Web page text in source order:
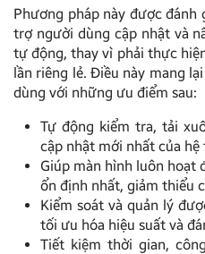
Phương pháp này được đánh
trợ người dùng cập nhật và
tự động, thay vì phải thực
lần riêng lẻ. Điều này mang
dùng với những ưu điểm sau:
Tự động kiểm tra, tải
cập nhật mới nhất của hệ
Giúp màn hình luôn hoạt
ổn định nhất, giảm thiểu
Kiểm soát và quản lý
tối ưu hóa hiệu suất và
Tiết kiệm thời gian,